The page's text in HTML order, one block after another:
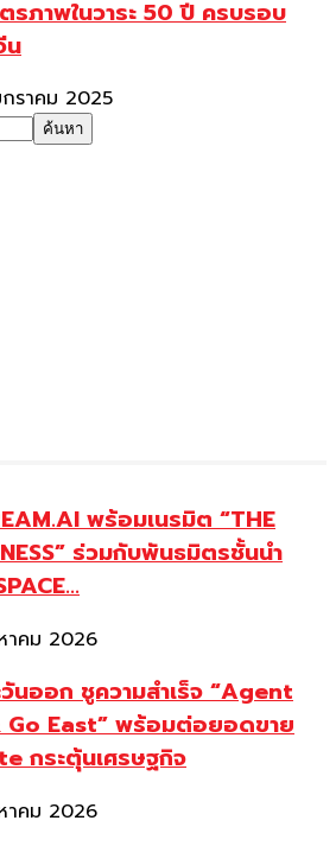
รภาพในวาระ 50 ปี ครบรอบ
น
กราคม 2025
พร้อมเนรมิต “THE
ร่วมกับพันธมิตรชั้นนำ
าคม 2026
นออก ชูความสำเร็จ “Agent
Go East” พร้อมต่อยอดขาย
กระตุ้นเศรษฐกิจ
าคม 2026